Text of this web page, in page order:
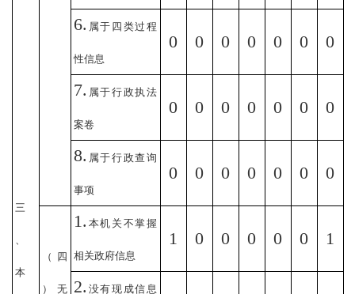
三
、
本
6. 属于四类过程
性信息
0 0 0 0 0 0 0
7. 属于行政执法
案卷
0 0 0 0 0 0 0
8. 属于行政查询
事项
0 0 0 0 0 0 0
（四
）无
1. 本机关不掌握
相关政府信息
1 0 0 0 0 0 1
2. 没有现成信息